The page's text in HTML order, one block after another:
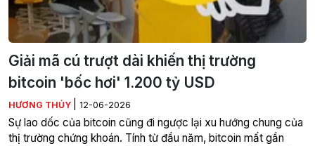
Giải mã cú trượt dài khiến thị trường
bitcoin 'bốc hơi' 1.200 tỷ USD
HƯƠNG THỦY 12-06-2026
Sự lao dốc của bitcoin cũng đi ngược lại xu hướng chung của
thị trường chứng khoán. Tính từ đầu năm, bitcoin mất gần